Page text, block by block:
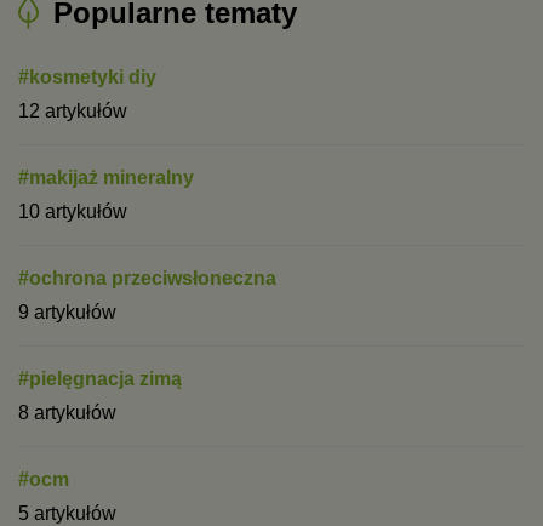
Popularne tematy
#kosmetyki diy
12 artykułów
#makijaż mineralny
10 artykułów
#ochrona przeciwsłoneczna
9 artykułów
#pielęgnacja zimą
8 artykułów
#ocm
5 artykułów